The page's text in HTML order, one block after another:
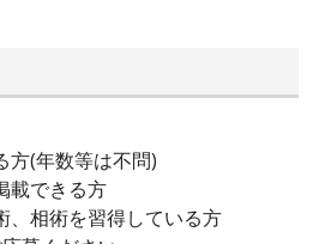
方(年数等は不問)
載できる方
、相術を習得している方